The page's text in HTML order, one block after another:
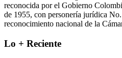
reconocida por el Gobierno
de 1955, con personería jurídica
reconocimiento nacional de la
Lo + Reciente